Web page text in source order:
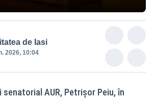
de Iasi
2026, 10:04
senatorial AUR, Petrișor Peiu, în